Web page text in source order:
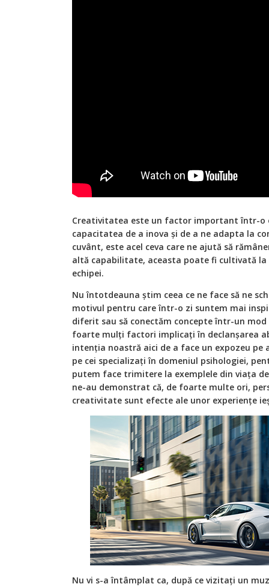
Creativitatea este un factor important într-o
capacitatea de a inova și de a ne adapta la
cuvânt, este acel ceva care ne ajută să
altă capabilitate, aceasta poate fi cultivată la
echipei.
Nu întotdeauna știm ceea ce ne face să ne
motivul pentru care într-o zi suntem mai
diferit sau să conectăm concepte într-un
foarte mulți factori implicați în declanșarea
intenția noastră aici de a face un expozeu pe
pe cei specializați în domeniul psihologiei,
putem face trimitere la exemplele din viața
ne-au demonstrat că, de foarte multe ori,
creativitate sunt efecte ale unor experiențe
Nu vi s-a întâmplat ca, după ce vizitați un